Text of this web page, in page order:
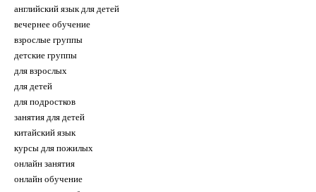
английский язык для детей
вечернее обучение
взрослые группы
детские группы
для взрослых
для детей
для подростков
занятия для детей
китайский язык
курсы для пожилых
онлайн занятия
онлайн обучение